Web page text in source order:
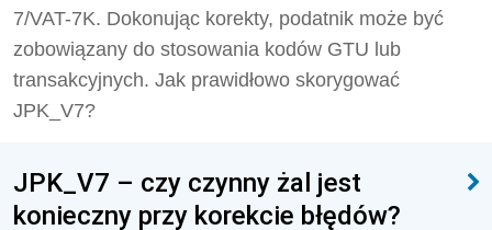
7/VAT-7K. Dokonując korekty, podatnik może być
zobowiązany do stosowania kodów GTU lub
transakcyjnych. Jak prawidłowo skorygować
JPK_V7?
JPK_V7 – czy czynny żal jest
konieczny przy korekcie błędów?